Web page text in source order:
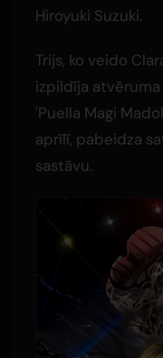
Hiroyuki Suzuki.
Trijs, ko veido
izpildīja
'Puella Magi
aprīlī, pabeidza
sastāvu.